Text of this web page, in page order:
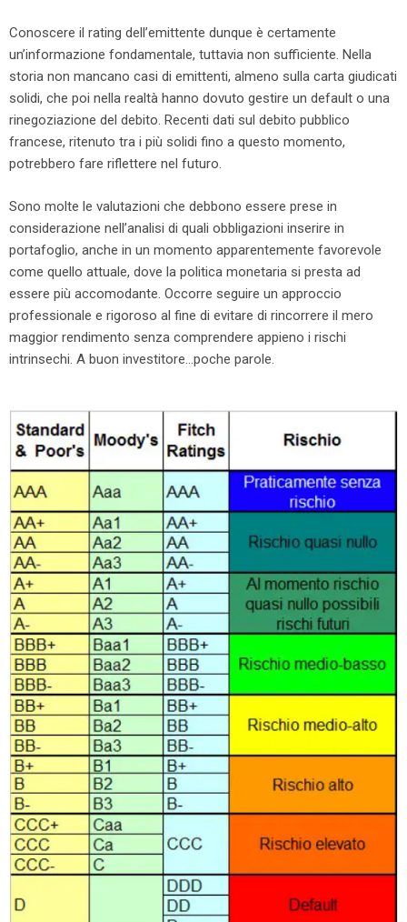
Conoscere il rating dell’emittente dunque è certamente
un’informazione fondamentale, tuttavia non sufficiente. Nella
storia non mancano casi di emittenti, almeno sulla carta giudicati
solidi, che poi nella realtà hanno dovuto gestire un default o una
rinegoziazione del debito. Recenti dati sul debito pubblico
francese, ritenuto tra i più solidi fino a questo momento,
potrebbero fare riflettere nel futuro.
Sono molte le valutazioni che debbono essere prese in
considerazione nell’analisi di quali obbligazioni inserire in
portafoglio, anche in un momento apparentemente favorevole
come quello attuale, dove la politica monetaria si presta ad
essere più accomodante. Occorre seguire un approccio
professionale e rigoroso al fine di evitare di rincorrere il mero
maggior rendimento senza comprendere appieno i rischi
intrinsechi. A buon investitore…poche parole.